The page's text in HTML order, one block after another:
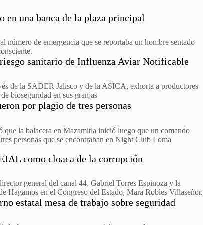
en una banca de la plaza principal
número de emergencia que se reportaba un hombre sentado
sanitario de Influenza Aviar Notificable
de la SADER Jalisco y de la ASICA, exhorta a productores
bioseguridad en sus granjas
por plagio de tres personas
que la balacera en Mazamitla inició luego que un comando
personas que se encontraban en Night Club Loma
como cloaca de la corrupción
general del canal 44, Gabriel Torres Espinoza y la
Hagamos en el Congreso del Estado, Mara Robles Villaseñor.
estatal mesa de trabajo sobre seguridad